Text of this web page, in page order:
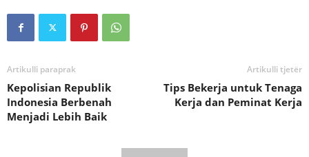
Artikulli paraprak
Kepolisian Republik
Indonesia Berbenah
Menjadi Lebih Baik
Artikulli tjetër
Tips Bekerja untuk Tenaga
Kerja dan Peminat Kerja